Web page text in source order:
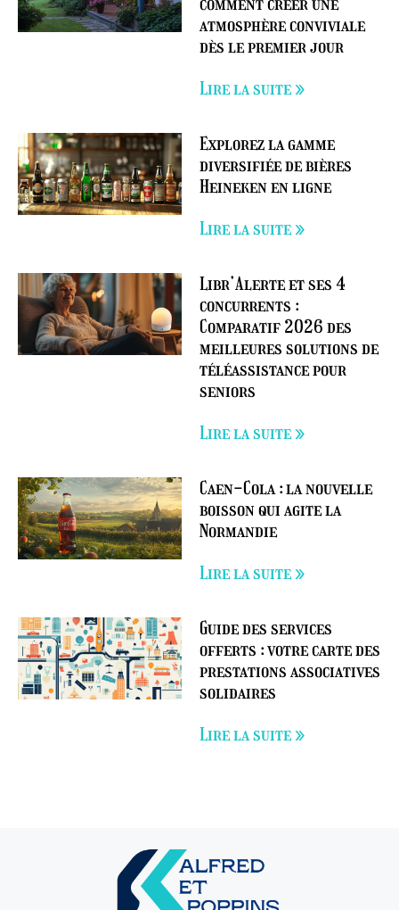
atmosphère conviviale
dès le premier jour
Lire la suite »
Explorez la gamme
diversifiée de bières
Heineken en ligne
Lire la suite »
Libr’Alerte et ses 4
concurrents :
Comparatif 2026 des
meilleures solutions de
téléassistance pour
seniors
Lire la suite »
Caen-Cola : la nouvelle
boisson qui agite la
Normandie
Lire la suite »
Guide des services
offerts : votre carte des
prestations associatives
solidaires
Lire la suite »